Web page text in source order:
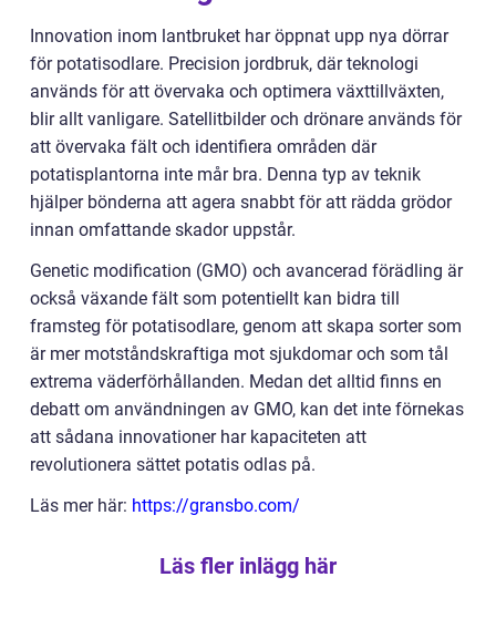
Innovation inom lantbruket har öppnat upp nya dörrar
för potatisodlare. Precision jordbruk, där teknologi
används för att övervaka och optimera växttillväxten,
blir allt vanligare. Satellitbilder och drönare används för
att övervaka fält och identifiera områden där
potatisplantorna inte mår bra. Denna typ av teknik
hjälper bönderna att agera snabbt för att rädda grödor
innan omfattande skador uppstår.
Genetic modification (GMO) och avancerad förädling är
också växande fält som potentiellt kan bidra till
framsteg för potatisodlare, genom att skapa sorter som
är mer motståndskraftiga mot sjukdomar och som tål
extrema väderförhållanden. Medan det alltid finns en
debatt om användningen av GMO, kan det inte förnekas
att sådana innovationer har kapaciteten att
revolutionera sättet potatis odlas på.
Läs mer här: https://gransbo.com/
Läs fler inlägg här